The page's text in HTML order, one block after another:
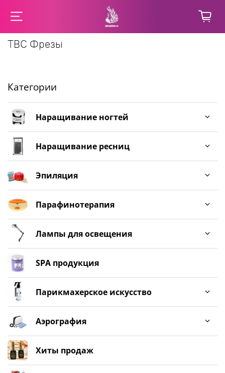
ТВС Фрезы
Категории
Наращивание ногтей
Наращивание ресниц
Эпиляция
Парафинотерапия
Лампы для освещения
SPA продукция
Парикмахерское искусство
Аэрография
Хиты продаж